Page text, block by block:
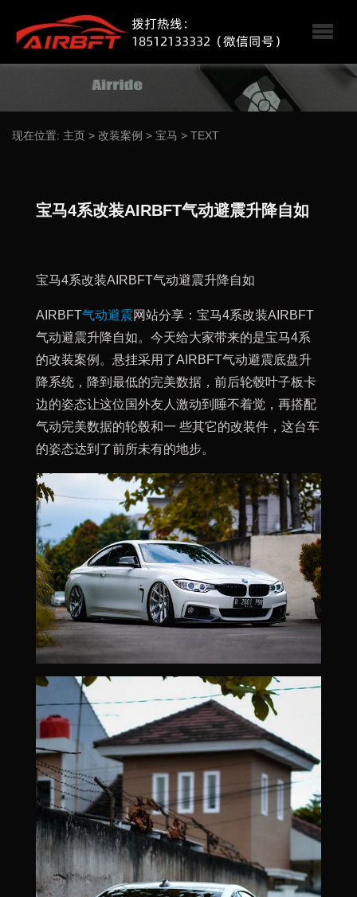
现在位置: 主页 > 改装案例 > 宝马 > TEXT
宝马4系改装AIRBFT气动避震升降自如
宝马4系改装AIRBFT气动避震升降自如
AIRBFT气动避震网站分享：宝马4系改装AIRBFT
气动避震升降自如。今天给大家带来的是宝马4系
的改装案例。悬挂采用了AIRBFT气动避震底盘升
降系统，降到最低的完美数据，前后轮毂叶子板卡
边的姿态让这位国外友人激动到睡不着觉，再搭配
气动完美数据的轮毂和一 些其它的改装件，这台车
的姿态达到了前所未有的地步。